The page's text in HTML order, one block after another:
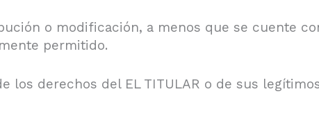
o modificación, a menos que se cuente
permitido.
los derechos del EL TITULAR o de sus